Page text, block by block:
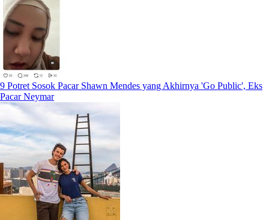
9 Potret Sosok Pacar Shawn Mendes yang Akhirnya 'Go Public', Eks
Pacar Neymar